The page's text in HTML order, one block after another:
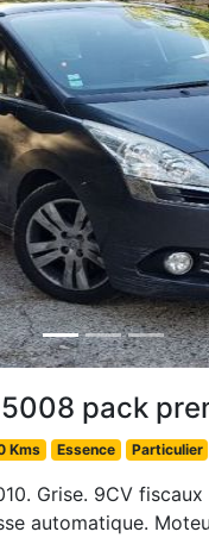
pack
Kms Essence Particulier
Grise. 9CV fiscaux
automatique.